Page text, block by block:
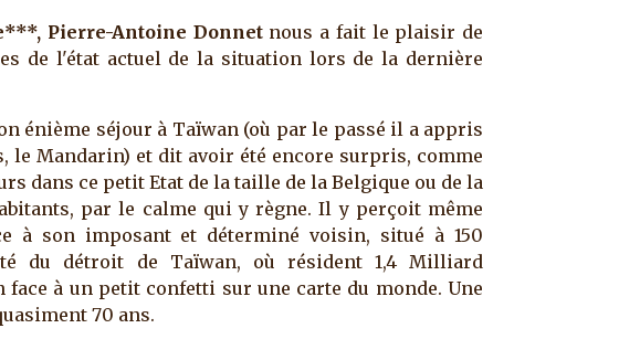
Pierre-Antoine Donnetnous a fait le plaisir de
de l'état actuel de la situation lors de la dernière
énième séjour à Taïwan (où par le passé il a appris
le Mandarin) et dit avoir été encore surpris, comme
dans ce petit Etat de la taille de la Belgique ou de la
par le calme qui y règne. Il y perçoit même
à son imposant et déterminé voisin, situé à 150
du détroit de Taïwan, où résident 1,4 Milliard
face à un petit confetti sur une carte du monde. Une
70 ans.